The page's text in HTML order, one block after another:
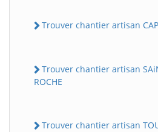
Trouver chantier artisan
Trouver chantier artisan
ROCHE
Trouver chantier artisan